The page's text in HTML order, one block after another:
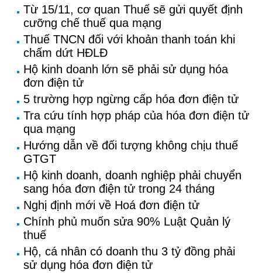
Từ 15/11, cơ quan Thuế sẽ gửi quyết định
cưỡng chế thuế qua mạng
Thuế TNCN đối với khoản thanh toán khi
chấm dứt HĐLĐ
Hộ kinh doanh lớn sẽ phải sử dụng hóa
đơn điện tử
5 trường hợp ngừng cấp hóa đơn điện tử
Tra cứu tính hợp pháp của hóa đơn điện tử
qua mạng
Hướng dẫn về đối tượng không chịu thuế
GTGT
Hộ kinh doanh, doanh nghiệp phải chuyển
sang hóa đơn điện tử trong 24 tháng
Nghị định mới về Hoá đơn điện tử
Chính phủ muốn sửa 90% Luật Quản lý
thuế
Hộ, cá nhân có doanh thu 3 tỷ đồng phải
sử dụng hóa đơn điện tử